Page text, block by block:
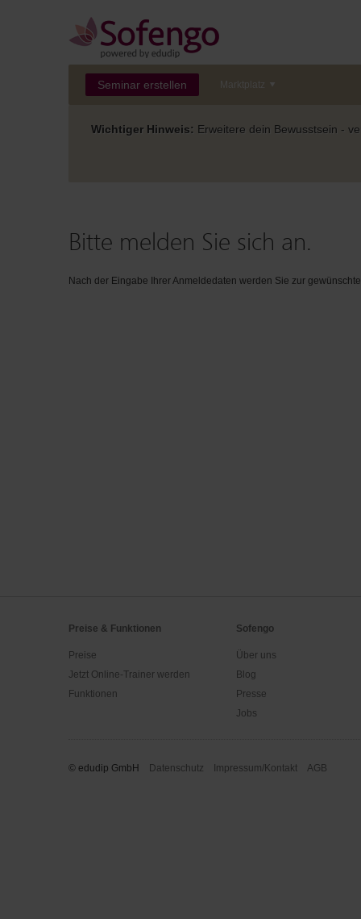
Seminar erstellen Marktplatz
Wichtiger Hinweis: Erweitere dein Bewusstsein -
Bitte melden Sie sich an.
Nach der Eingabe Ihrer Anmeldedaten werden Sie zur
Preise & Funktionen
Preise
Jetzt Online-Trainer werden
Funktionen
Sofengo
Über uns
Blog
Presse
Jobs
© edudip GmbH Datenschutz Impressum/Kontakt AGB